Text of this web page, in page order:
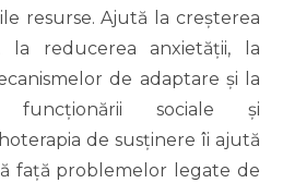
resurse. Ajută la creșterea
la reducerea anxietății, la
de adaptare și la
funcționării sociale și
de susținere îi ajută
față problemelor legate de